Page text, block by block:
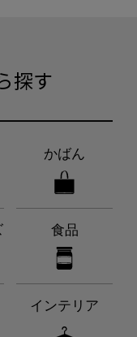
探す
かばん
食品
インテリア